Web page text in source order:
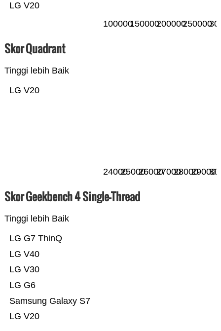
LG V20
100000150000200000250000
Skor Quadrant
Tinggi lebih Baik
LG V20
240002500026000270002800029000
Skor Geekbench 4 Single-Thread
Tinggi lebih Baik
LG V20
Samsung Galaxy S7
LG G6
LG V30
LG V40
LG G7 ThinQ